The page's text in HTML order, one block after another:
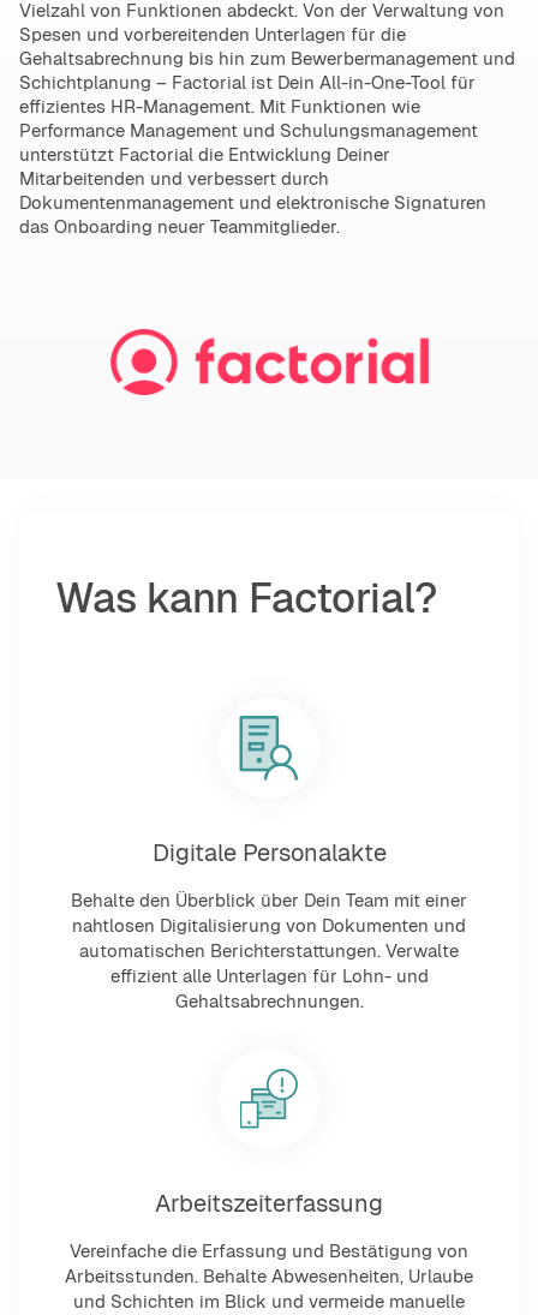
Vielzahl von Funktionen abdeckt. Von der Verwaltung von
Spesen und vorbereitenden Unterlagen für die
Gehaltsabrechnung bis hin zum Bewerbermanagement und
Schichtplanung – Factorial ist Dein All-in-One-Tool für
effizientes HR-Management. Mit Funktionen wie
Performance Management und Schulungsmanagement
unterstützt Factorial die Entwicklung Deiner
Mitarbeitenden und verbessert durch
Dokumentenmanagement und elektronische Signaturen
das Onboarding neuer Teammitglieder.
Was kann Factorial?
Digitale Personalakte
Behalte den Überblick über Dein Team mit einer
nahtlosen Digitalisierung von Dokumenten und
automatischen Berichterstattungen. Verwalte
effizient alle Unterlagen für Lohn- und
Gehaltsabrechnungen.
Arbeitszeiterfassung
Vereinfache die Erfassung und Bestätigung von
Arbeitsstunden. Behalte Abwesenheiten, Urlaube
und Schichten im Blick und vermeide manuelle